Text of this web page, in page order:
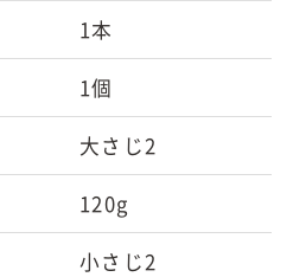
1本
1個
大さじ2
120g
小さじ2